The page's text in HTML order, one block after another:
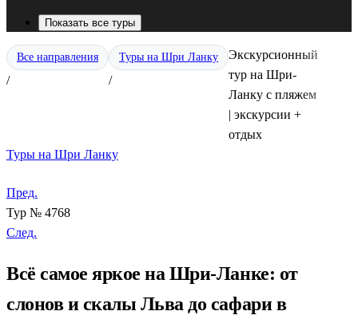
Показать все туры
Все направления
/
Туры на Шри Ланку
/
Экскурсионный
тур на Шри-
Ланку с пляжем
| экскурсии +
отдых
Туры на Шри Ланку
Пред.
Тур № 4768
След.
Всё самое яркое на Шри-Ланке: от
слонов и скалы Льва до сафари в